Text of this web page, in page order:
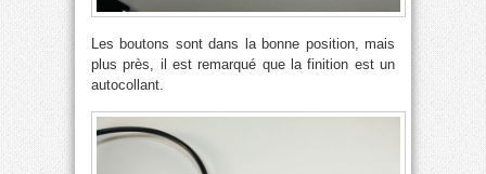
Les boutons sont dans la bonne position, mais
plus près, il est remarqué que la finition est un
autocollant.